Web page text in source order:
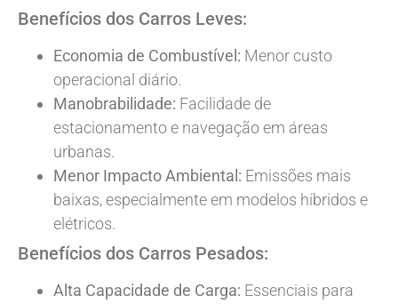
Benefícios dos Carros Leves:
Economia de Combustível: Menor custo
operacional diário.
Manobrabilidade: Facilidade de
estacionamento e navegação em áreas
urbanas.
Menor Impacto Ambiental: Emissões mais
baixas, especialmente em modelos híbridos e
elétricos.
Benefícios dos Carros Pesados:
Alta Capacidade de Carga: Essenciais para